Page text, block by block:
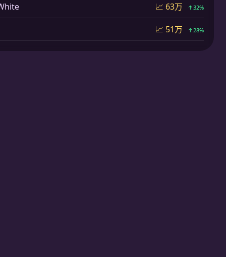
📈 63万 ↑32%
📈 51万 ↑28%